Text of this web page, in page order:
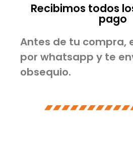
Recibimos todos
pago
Antes de tu compra,
por whatsapp y te
obsequio.